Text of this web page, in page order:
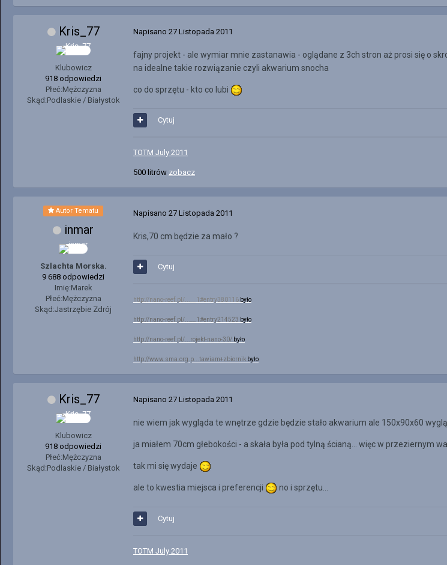
Kris_77
Klubowicz
918 odpowiedzi
Płeć:Mężczyzna
Skąd:Podlaskie / Białystok
Napisano 27 Listopada 2011
fajny projekt - ale wymiar mnie zastanawia - oglądane z 3ch stron aż prosi się o
na idealne takie rozwiązanie czyli akwarium snocha
co do sprzętu - kto co lubi
Cytuj
TOTM July 2011
500 litrów zobacz
Autor Tematu
inmar
Szlachta Morska.
9 688 odpowiedzi
Imię:Marek
Płeć:Mężczyzna
Skąd:Jastrzębie Zdrój
Napisano 27 Listopada 2011
Kris,70 cm będzie za mało ?
Cytuj
http://nano-reef.pl/...__1#entry380116 było
http://nano-reef.pl/...__1#entry214523 było
http://nano-reef.pl/...rojekt-nano-30/ było
http://www.sma.org.p...tawiam+zbiornik było
Kris_77
Klubowicz
918 odpowiedzi
Płeć:Mężczyzna
Skąd:Podlaskie / Białystok
Napisano 27 Listopada 2011
nie wiem jak wygląda te wnętrze gdzie będzie stało akwarium ale 150x90x60
ja miałem 70cm głebokości - a skała była pod tylną ścianą... więc w
tak mi się wydaje
ale to kwestia miejsca i preferencji no i sprzętu...
Cytuj
TOTM July 2011